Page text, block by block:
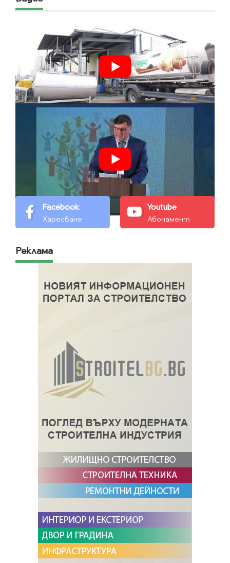
Facebook
Харесване
Youtube
Абонамент
Реклама